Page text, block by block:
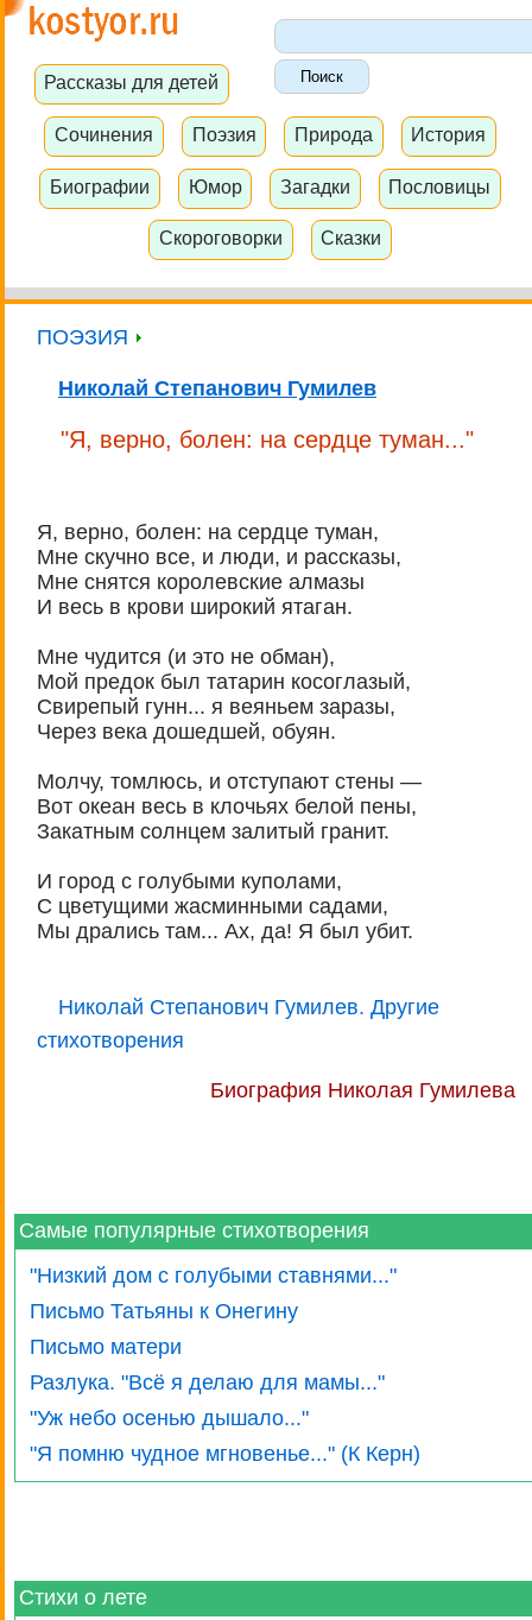
Рассказы для детей
Сочинения Поэзия Природа История
Биографии Юмор Загадки Пословицы
Скороговорки Сказки
ПОЭЗИЯ
Николай Степанович Гумилев
"Я, верно, болен: на сердце туман..."
Я, верно, болен: на сердце туман,
Мне скучно все, и люди, и рассказы,
Мне снятся королевские алмазы
И весь в крови широкий ятаган.
Мне чудится (и это не обман),
Мой предок был татарин косоглазый,
Свирепый гунн... я веяньем заразы,
Через века дошедшей, обуян.
Молчу, томлюсь, и отступают стены —
Вот океан весь в клочьях белой пены,
Закатным солнцем залитый гранит.
И город с голубыми куполами,
С цветущими жасминными садами,
Мы дрались там... Ах, да! Я был убит.
Николай Степанович Гумилев. Другие
стихотворения
Биография Николая Гумилева
Самые популярные стихотворения
"Низкий дом с голубыми ставнями..."
Письмо Татьяны к Онегину
Письмо матери
Разлука. "Всё я делаю для мамы..."
"Уж небо осенью дышало..."
"Я помню чудное мгновенье..." (К Керн)
Стихи о лете